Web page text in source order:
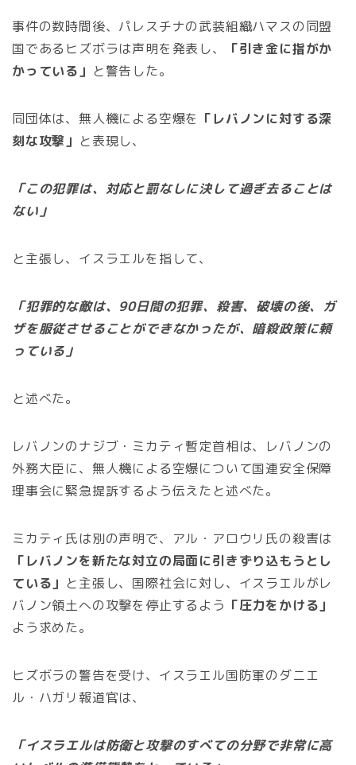
事件の数時間後、パレスチナの武装組織ハマスの同盟
国であるヒズボラは声明を発表し、
「引き金に指がか
かっている」 と警告した。
同団体は、無人機による空爆を 「レバノンに対する深
刻な攻撃」 と表現し、
「この犯罪は、対応と罰なしに決して過ぎ去ることは
ない」
と主張し、イスラエルを指して、
「犯罪的な敵は、90日間の犯罪、殺害、破壊の後、ガ
ザを服従させることができなかったが、暗殺政策に頼
っている」
と述べた。
レバノンのナジブ・ミカティ暫定首相は、レバノンの
外務大臣に、無人機による空爆について国連安全保障
理事会に緊急提訴するよう伝えたと述べた。
ミカティ氏は別の声明で、アル・アロウリ氏の殺害は
「レバノンを新たな対立の局面に引きずり込もうとし
ている」 と主張し、国際社会に対し、イスラエルがレ
バノン領土への攻撃を停止するよう 「圧力をかける」
よう求めた。
ヒズボラの警告を受け、イスラエル国防軍のダニエ
ル・ハガリ報道官は、
「イスラエルは防衛と攻撃のすべての分野で非常に高